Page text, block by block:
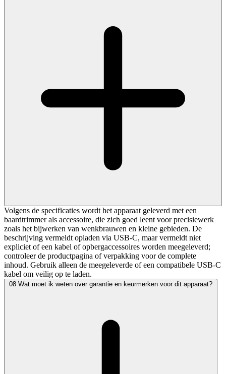
Volgens de specificaties wordt het apparaat geleverd met een
baardtrimmer als accessoire, die zich goed leent voor precisiewerk
zoals het bijwerken van wenkbrauwen en kleine gebieden. De
beschrijving vermeldt opladen via USB‑C, maar vermeldt niet
expliciet of een kabel of opbergaccessoires worden meegeleverd;
controleer de productpagina of verpakking voor de complete
inhoud. Gebruik alleen de meegeleverde of een compatibele USB‑C
kabel om veilig op te laden.
08 Wat moet ik weten over garantie en keurmerken voor dit apparaat?